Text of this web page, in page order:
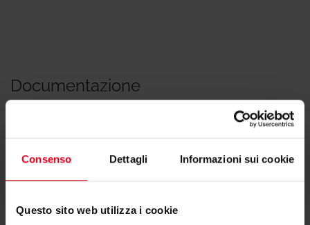
Consenso Dettagli Informazioni sui cookie
Questo sito web utilizza i cookie
Documentazione
Scheda tecnica 0490IT